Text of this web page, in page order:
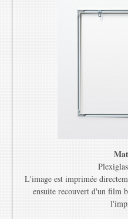
L'image est imprimée
ensuite recouvert d'un film